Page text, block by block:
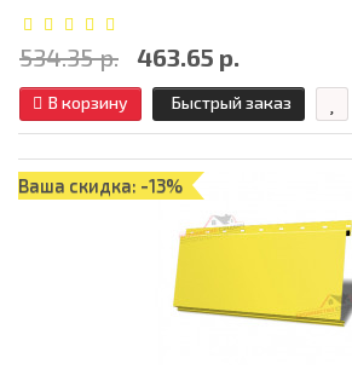
534.35 р. 463.65 р.
В корзину Быстрый заказ
Ваша скидка: -13%